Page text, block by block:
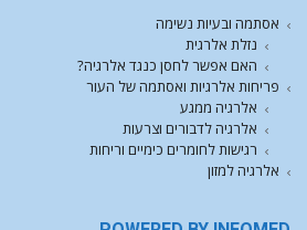
אסתמה ובעיות נשימה
נזלת אלרגית
האם אפשר לחסן כנגד אלרגיה?
פריחות אלרגיות ואסתמה של העור
אלרגיה ממגע
אלרגיה לדבורים וצרעות
רגישות לחומרים כימיים וריחות
אלרגיה למזון